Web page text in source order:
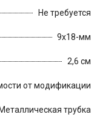
Не требуется
9x18-мм
2,6 см
от модификации
Металлическая трубка